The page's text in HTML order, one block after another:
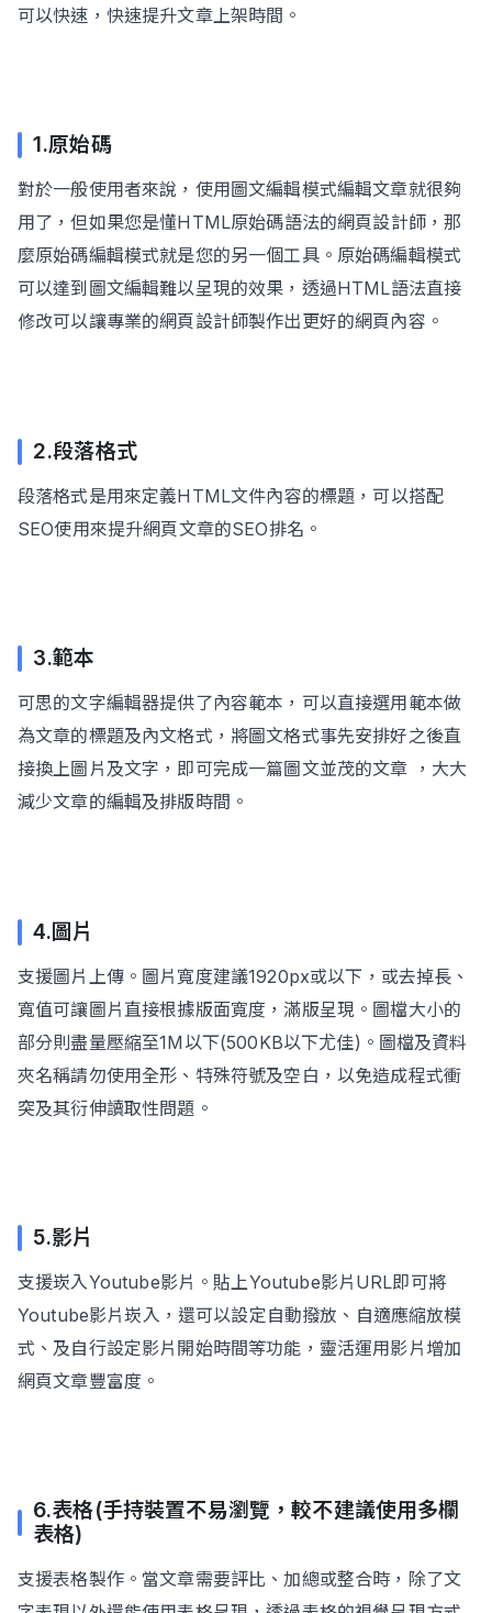
可以快速，快速提升文章上架時間。
1.原始碼
對於一般使用者來說，使用圖文編輯模式編輯文章就很夠
用了，但如果您是懂HTML原始碼語法的網頁設計師，那
麼原始碼編輯模式就是您的另一個工具。原始碼編輯模式
可以達到圖文編輯難以呈現的效果，透過HTML語法直接
修改可以讓專業的網頁設計師製作出更好的網頁內容。
2.段落格式
段落格式是用來定義HTML文件內容的標題，可以搭配
SEO使用來提升網頁文章的SEO排名。
3.範本
可思的文字編輯器提供了內容範本，可以直接選用範本做
為文章的標題及內文格式，將圖文格式事先安排好之後直
接換上圖片及文字，即可完成一篇圖文並茂的文章 ，大大
減少文章的編輯及排版時間。
4.圖片
支援圖片上傳。圖片寬度建議1920px或以下，或去掉長、
寬值可讓圖片直接根據版面寬度，滿版呈現。圖檔大小的
部分則盡量壓縮至1M以下(500KB以下尤佳)。圖檔及資料
夾名稱請勿使用全形、特殊符號及空白，以免造成程式衝
突及其衍伸讀取性問題。
5.影片
支援崁入Youtube影片。貼上Youtube影片URL即可將
Youtube影片崁入，還可以設定自動撥放、自適應縮放模
式、及自行設定影片開始時間等功能，靈活運用影片增加
網頁文章豐富度。
6.表格(手持裝置不易瀏覽，較不建議使用多欄
表格)
支援表格製作。當文章需要評比、加總或整合時，除了文